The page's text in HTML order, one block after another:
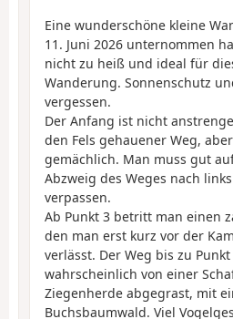
Eine wunderschöne kleine
11. Juni 2026 unternommen
nicht zu heiß und ideal für
Wanderung. Sonnenschutz
vergessen.
Der Anfang ist nicht
den Fels gehauener Weg,
gemächlich. Man muss gut
Abzweig des Weges nach
verpassen.
Ab Punkt 3 betritt man einen
den man erst kurz vor der
verlässt. Der Weg bis zu
wahrscheinlich von einer
Ziegenherde abgegrast, mit
Buchsbaumwald. Viel